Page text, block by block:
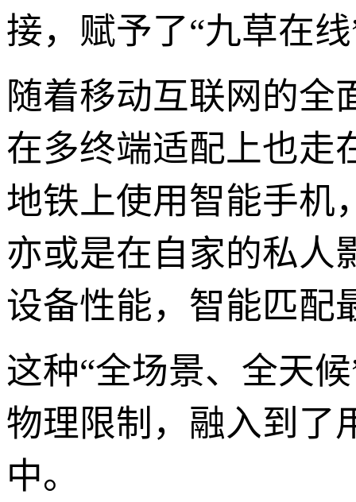
接，赋予了“九草在
随着移动互联网的全
在多终端适配上也走
地铁上使用智能手机
亦或是在自家的私人
设备性能，智能匹配
这种“全场景、全天
物理限制，融入到了
中。